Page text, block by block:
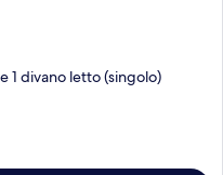
1 divano letto (singolo)